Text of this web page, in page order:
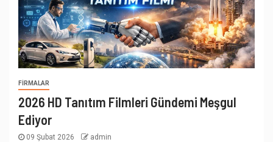
FIRMALAR
2026 HD Tanıtım Filmleri Gündemi Meşgul
Ediyor
09 Şubat 2026 admin